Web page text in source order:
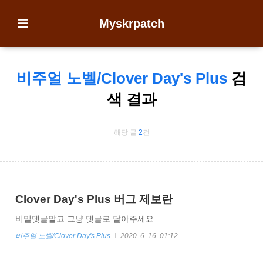
Myskrpatch
비주얼 노벨/Clover Day's Plus 검
색 결과
해당 글 2건
Clover Day's Plus 버그 제보란
비밀댓글말고 그냥 댓글로 달아주세요
비주얼 노벨/Clover Day's Plus 2020. 6. 16. 01:12